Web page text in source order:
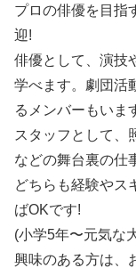
プロの俳優を目指
迎!
俳優として、演技
学べます。劇団活
るメンバーもいま
スタッフとして、
などの舞台裏の仕
どちらも経験やス
ばOKです!
(小学5年〜元気な
興味のある方は、